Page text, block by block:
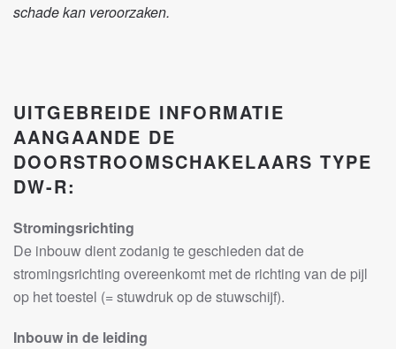
schade kan veroorzaken.
UITGEBREIDE INFORMATIE
AANGAANDE DE
DOORSTROOMSCHAKELAARS TYPE
DW-R:
Stromingsrichting
De inbouw dient zodanig te geschieden dat de
stromingsrichting overeenkomt met de richting van de pijl
op het toestel (= stuwdruk op de stuwschijf).
Inbouw in de leiding